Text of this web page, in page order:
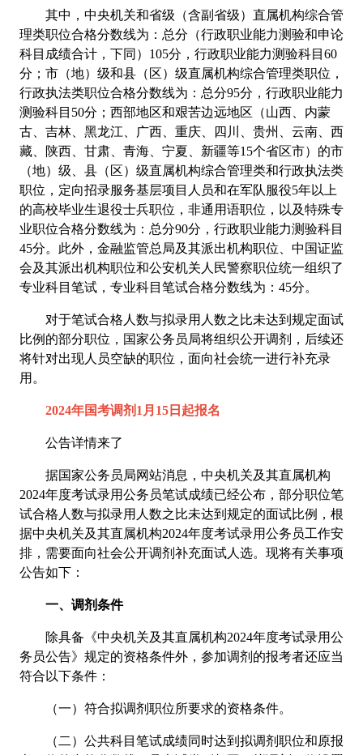
其中，中央机关和省级（含副省级）直属机构综合管
理类职位合格分数线为：总分（行政职业能力测验和申论
科目成绩合计，下同）105分，行政职业能力测验科目60
分；市（地）级和县（区）级直属机构综合管理类职位，
行政执法类职位合格分数线为：总分95分，行政职业能力
测验科目50分；西部地区和艰苦边远地区（山西、内蒙
古、吉林、黑龙江、广西、重庆、四川、贵州、云南、西
藏、陕西、甘肃、青海、宁夏、新疆等15个省区市）的市
（地）级、县（区）级直属机构综合管理类和行政执法类
职位，定向招录服务基层项目人员和在军队服役5年以上
的高校毕业生退役士兵职位，非通用语职位，以及特殊专
业职位合格分数线为：总分90分，行政职业能力测验科目
45分。此外，金融监管总局及其派出机构职位、中国证监
会及其派出机构职位和公安机关人民警察职位统一组织了
专业科目笔试，专业科目笔试合格分数线为：45分。
对于笔试合格人数与拟录用人数之比未达到规定面试
比例的部分职位，国家公务员局将组织公开调剂，后续还
将针对出现人员空缺的职位，面向社会统一进行补充录
用。
2024年国考调剂1月15日起报名
公告详情来了
据国家公务员局网站消息，中央机关及其直属机构
2024年度考试录用公务员笔试成绩已经公布，部分职位笔
试合格人数与拟录用人数之比未达到规定的面试比例，根
据中央机关及其直属机构2024年度考试录用公务员工作安
排，需要面向社会公开调剂补充面试人选。现将有关事项
公告如下：
一、调剂条件
除具备《中央机关及其直属机构2024年度考试录用公
务员公告》规定的资格条件外，参加调剂的报考者还应当
符合以下条件：
（一）符合拟调剂职位所要求的资格条件。
（二）公共科目笔试成绩同时达到拟调剂职位和原报